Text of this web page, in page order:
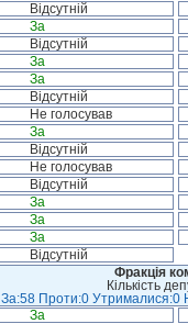
Відсутній
За
Відсутній
За
За
Відсутній
Не голосував
За
Відсутній
Не голосував
Відсутній
За
За
За
Відсутній
Фракція
Кількість
За:58 Проти:0 Утрималися:0
За